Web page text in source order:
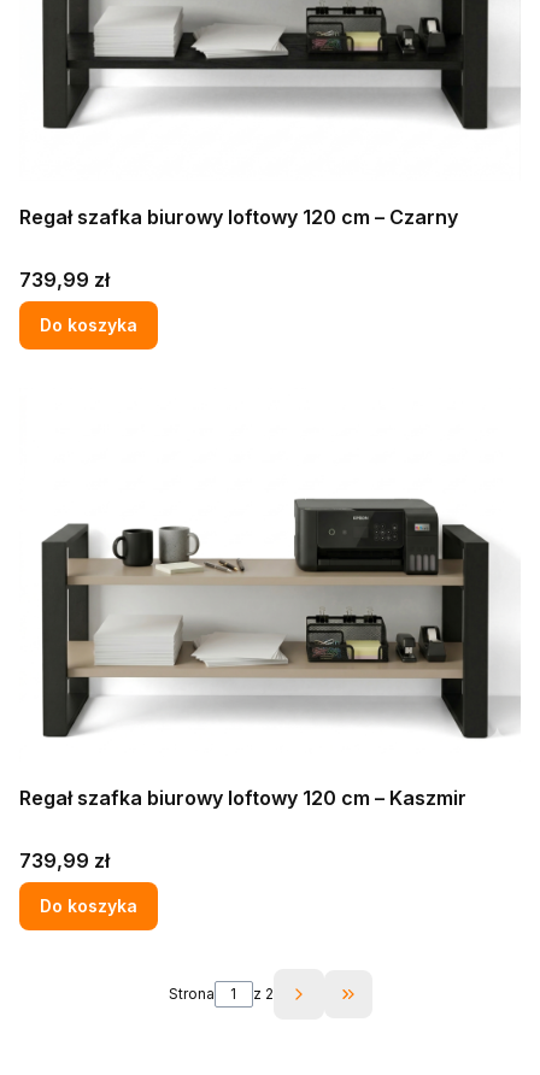
Regał szafka biurowy loftowy 120 cm – Czarny
Cena
739,99 zł
Do koszyka
Regał szafka biurowy loftowy 120 cm – Kaszmir
Cena
739,99 zł
Do koszyka
Strona z 2 Przejdź do ostatniej